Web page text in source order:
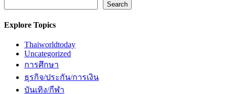
Search
Explore Topics
Thaiworldtoday
Uncategorized
การศึกษา
ธุรกิจ/ประกัน/การเงิน
บันเทิง/กีฬา